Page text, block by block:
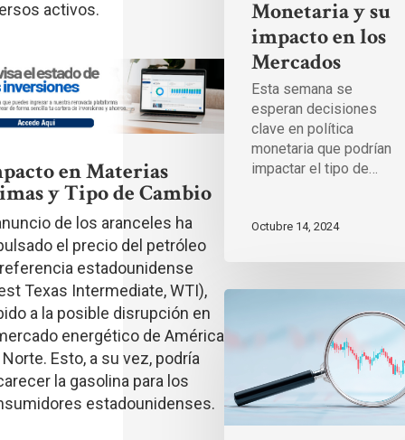
activos.
en Materias
y Tipo de Cambio
de los aranceles ha
el precio del petróleo
estadounidense
Texas Intermediate, WTI),
a la posible disrupción en
energético de América
Esto, a su vez, podría
la gasolina para los
estadounidenses.
Monetaria y su
impacto en los
Mercados
Esta semana se
esperan decisiones
clave en política
monetaria que podrían
impactar el tipo de…
Octubre 14, 2024
Perspectivas
estacionalidad
oportunidades
estratégicas